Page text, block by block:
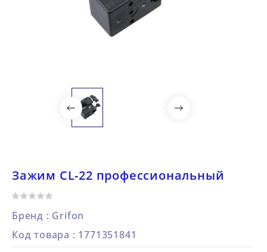
Зажим CL-22 профессиональный
Бренд : Grifon
Код товара : 1771351841